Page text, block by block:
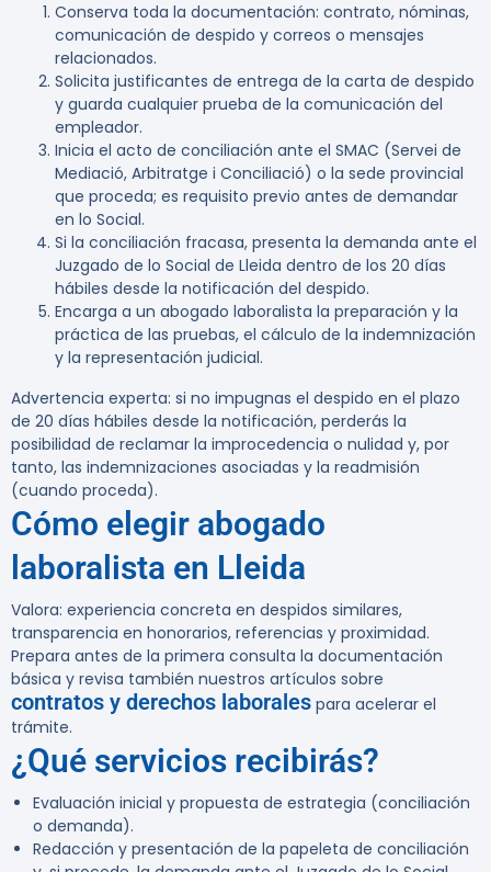
Conserva toda la documentación: contrato, nóminas,
comunicación de despido y correos o mensajes
relacionados.
Solicita justificantes de entrega de la carta de despido
y guarda cualquier prueba de la comunicación del
empleador.
Inicia el acto de conciliación ante el SMAC (Servei de
Mediació, Arbitratge i Conciliació) o la sede provincial
que proceda; es requisito previo antes de demandar
en lo Social.
Si la conciliación fracasa, presenta la demanda ante el
Juzgado de lo Social de Lleida dentro de los 20 días
hábiles desde la notificación del despido.
Encarga a un abogado laboralista la preparación y la
práctica de las pruebas, el cálculo de la indemnización
y la representación judicial.
Advertencia experta: si no impugnas el despido en el plazo
de 20 días hábiles desde la notificación, perderás la
posibilidad de reclamar la improcedencia o nulidad y, por
tanto, las indemnizaciones asociadas y la readmisión
(cuando proceda).
Cómo elegir abogado
laboralista en Lleida
Valora: experiencia concreta en despidos similares,
transparencia en honorarios, referencias y proximidad.
Prepara antes de la primera consulta la documentación
básica y revisa también nuestros artículos sobre
contratos y derechos laborales para acelerar el
trámite.
¿Qué servicios recibirás?
Evaluación inicial y propuesta de estrategia (conciliación
o demanda).
Redacción y presentación de la papeleta de conciliación